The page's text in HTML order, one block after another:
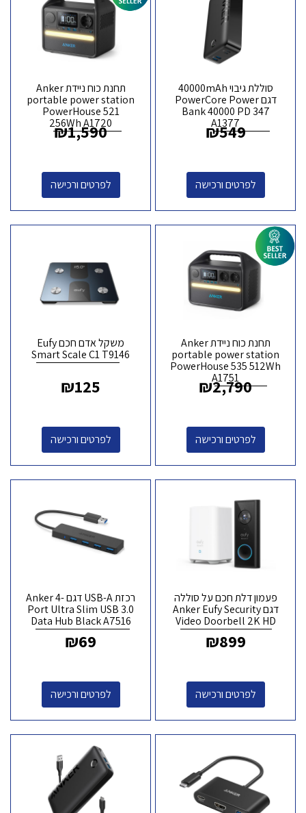
סוללת גיבוי 40000mAh
דגם PowerCore Power
Bank 40000 PD 347
A1377
₪549
לפרטים ורכישה
תחנת כוח ניידת Anker
portable power station
PowerHouse 521
256Wh A1720
₪1,590
לפרטים ורכישה
תחנת כוח ניידת Anker
portable power station
PowerHouse 535 512Wh
A1751
₪2,790
לפרטים ורכישה
משקל אדם חכם Eufy
Smart Scale C1 T9146
₪125
לפרטים ורכישה
פעמון דלת חכם על סוללה
דגם Anker Eufy Security
Video Doorbell 2K HD
₪899
לפרטים ורכישה
רכזת USB-A דגם Anker 4-
Port Ultra Slim USB 3.0
Data Hub Black A7516
₪69
לפרטים ורכישה